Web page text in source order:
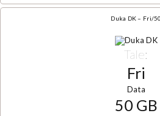
Duka DK – Fri/50
Tale:
Fri
Data
50 GB